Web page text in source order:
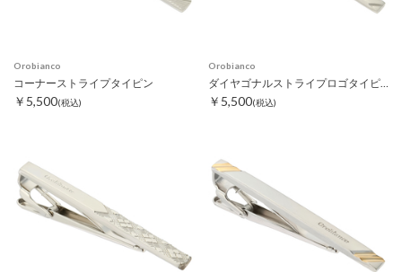
Orobianco
コーナーストライプタイピン
￥5,500(税込)
Orobianco
ダイヤゴナルストライプロゴタイピン
￥5,500(税込)